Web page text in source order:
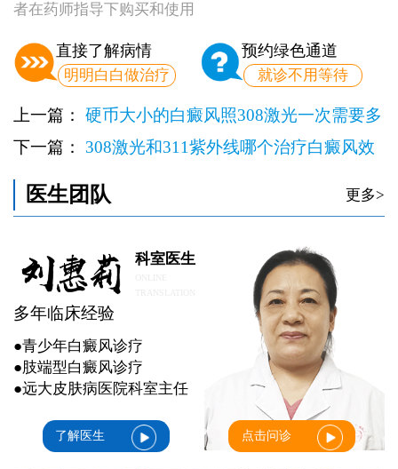
者在药师指导下购买和使用
直接了解病情
明明白白做治疗
预约绿色通道
就诊不用等待
上一篇： 硬币大小的白癜风照308激光一次需要多
少钱
下一篇： 308激光和311紫外线哪个治疗白癜风效
果更好
医生团队 更多>
科室医生
多年临床经验
●青少年白癜风诊疗
●肢端型白癜风诊疗
●远大皮肤病医院科室主任
了解医生 点击问诊